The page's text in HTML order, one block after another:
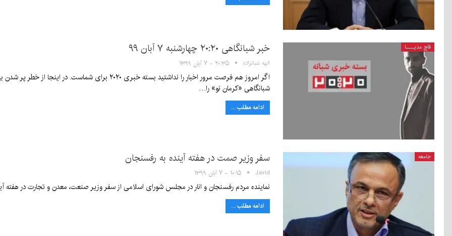
قاچ مدیــــا خبر شبانگاهی ٢۰:٢٠ چهارشنبه ۷ آبان ۹۹
الهه شبانزاده ۲۰:۳۵ - ۷ آبان ۱۳۹۹
اگر امروز هم فرصت مرور اخبار را نداشتید بسته خبری ۲۰۲۰
شبانگاهی «کرمان نو» را…
ادامه مطلب ...
جامعه سفر وزیر صمت در هفته آینده به رفسنجان
Javid ۱۰:۱۵ - ۷ آبان ۱۳۹۹
نماینده مردم رفسنجان و انار در مجلس شورای اسلامی از سفر وزیر صنعت، معدن و تجارت در هفته
ادامه مطلب ...